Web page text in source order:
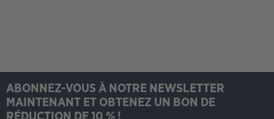
ABONNEZ-VOUS À NOTRE NEWSLETTER
MAINTENANT ET OBTENEZ UN BON DE
RÉDUCTION DE 10 % !